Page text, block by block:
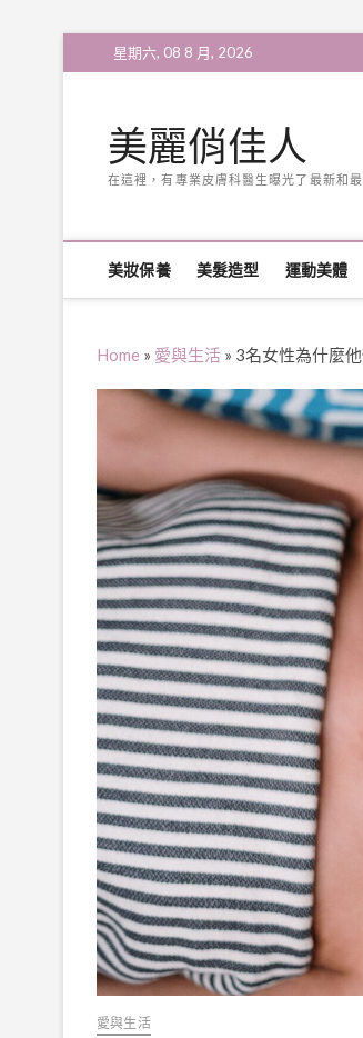
to
星期六, 08 8 月, 2026
美麗俏佳人
在這裡，有專業皮膚科醫生曝光了最新和
美妝保養 美髮造型 運動美體
Home » 愛與生活 » 3名女性為什麼
愛與生活